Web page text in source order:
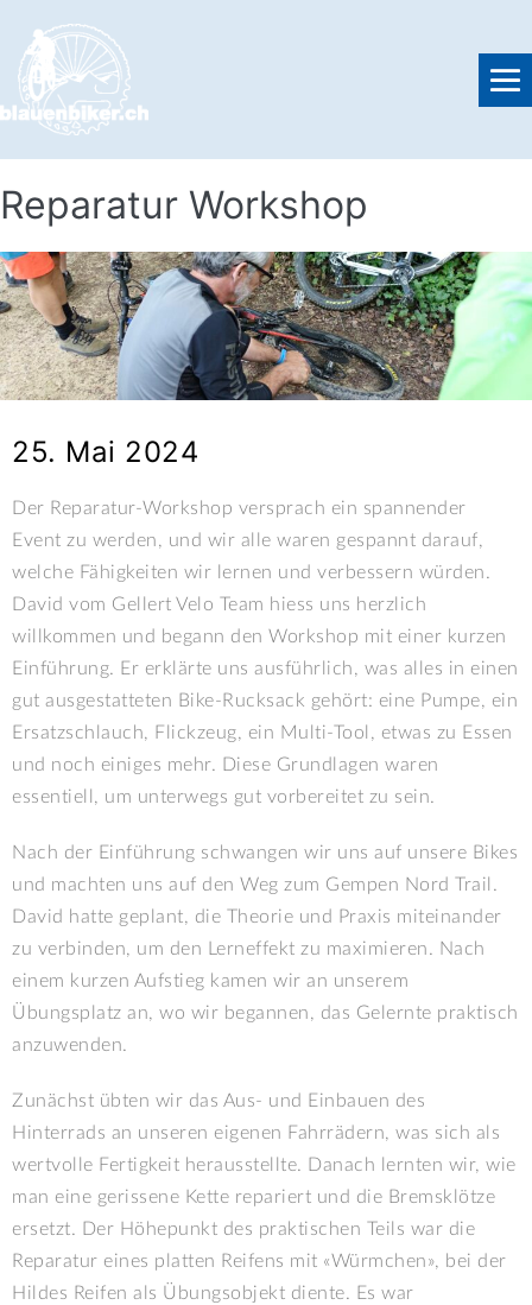
Reparatur Workshop
25. Mai 2024
Der Reparatur-Workshop versprach ein spannender
Event zu werden, und wir alle waren gespannt darauf,
welche Fähigkeiten wir lernen und verbessern würden.
David vom Gellert Velo Team hiess uns herzlich
willkommen und begann den Workshop mit einer kurzen
Einführung. Er erklärte uns ausführlich, was alles in einen
gut ausgestatteten Bike-Rucksack gehört: eine Pumpe, ein
Ersatzschlauch, Flickzeug, ein Multi-Tool, etwas zu Essen
und noch einiges mehr. Diese Grundlagen waren
essentiell, um unterwegs gut vorbereitet zu sein.
Nach der Einführung schwangen wir uns auf unsere Bikes
und machten uns auf den Weg zum Gempen Nord Trail.
David hatte geplant, die Theorie und Praxis miteinander
zu verbinden, um den Lerneffekt zu maximieren. Nach
einem kurzen Aufstieg kamen wir an unserem
Übungsplatz an, wo wir begannen, das Gelernte praktisch
anzuwenden.
Zunächst übten wir das Aus- und Einbauen des
Hinterrads an unseren eigenen Fahrrädern, was sich als
wertvolle Fertigkeit herausstellte. Danach lernten wir, wie
man eine gerissene Kette repariert und die Bremsklötze
ersetzt. Der Höhepunkt des praktischen Teils war die
Reparatur eines platten Reifens mit «Würmchen», bei der
Hildes Reifen als Übungsobjekt diente. Es war